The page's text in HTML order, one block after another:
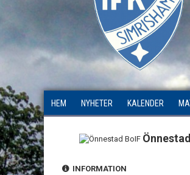
HEM NYHETER KALENDER
INFORMATION